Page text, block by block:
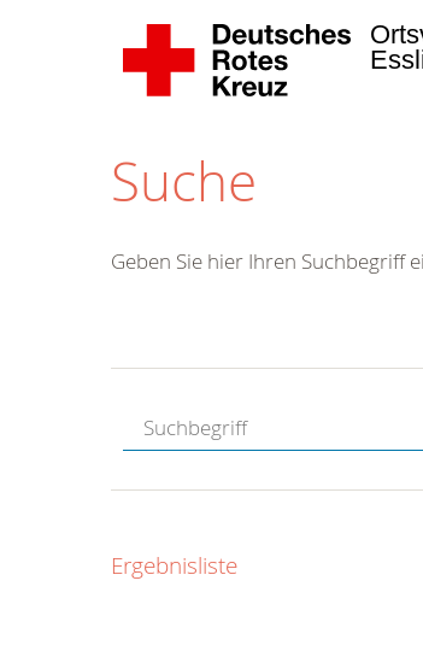
Suche
Geben Sie hier Ihren Suchbegriff
Ergebnisliste